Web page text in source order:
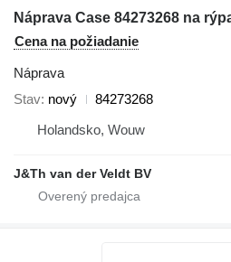
Cena na požiadanie
Náprava
Stav nový
84273268
Holandsko, Wouw
J&Th van der Veldt BV